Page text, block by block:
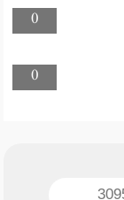
0
0